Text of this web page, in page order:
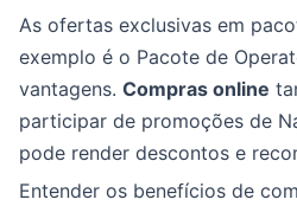
As ofertas exclusivas em
exemplo é o Pacote de
vantagens. Compras online
participar de promoções de
pode render descontos e
Entender os benefícios de